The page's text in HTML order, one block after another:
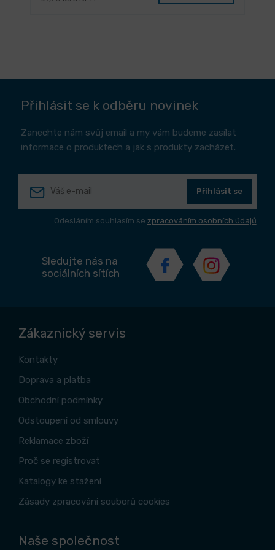
Přihlásit se k odběru novinek
Zanechte nám svůj email a my vám budeme zasílat
informace o produktech a jak s produkty zacházet.
Přihlásit se
Odesláním souhlasím se zpracováním osobních údajů
Sledujte nás na
sociálních sítích
Zákaznický servis
Kontakty
Doprava a platba
Obchodní podmínky
Odstoupení od smlouvy
Reklamace zboží
Proč se registrovat
Katalogy ke stažení
Zásady zpracování souborů cookies
Naše společnost